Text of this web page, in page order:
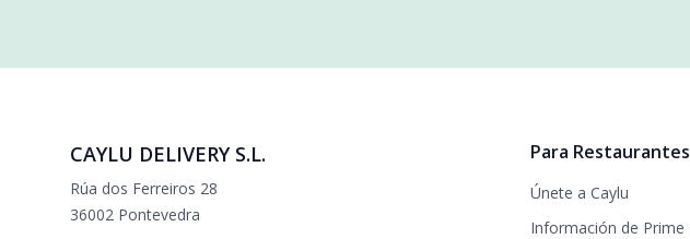
CAYLU DELIVERY S.L.
Rúa dos Ferreiros 28
36002 Pontevedra
Para Restaurantes
Únete a Caylu
Información de Prime